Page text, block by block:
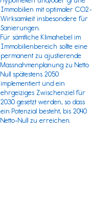
Immobilien mit optimaler CO2-
Wirksamkeit insbesondere für
Sanierungen.
Für sämtliche Klimahebel im
Immobilienbereich sollte eine
permanent zu ajustierende
Massnahmenplanung zu Netto
Null spätestens 2050
implementiert und ein
ehrgeiziges Zwischenziel für
2030 gesetzt werden, so dass
ein Potenzial besteht, bis 2040
Netto-Null zu erreichen.